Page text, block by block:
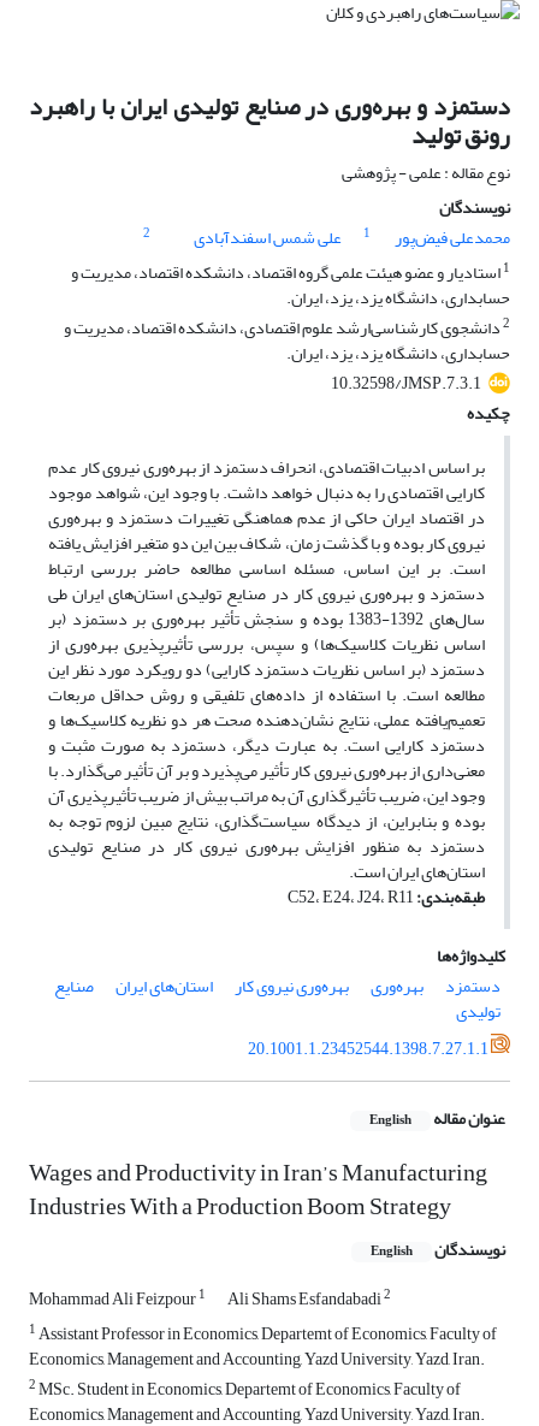
دستمزد و بهره‌وری در صنایع تولیدی ایران با راهبرد
رونق تولید
نوع مقاله : علمی - پژوهشی
نویسندگان
محمدعلی فیض‌پور
1 علی شمس اسفندآبادی
2
1استادیار و عضو هیئت علمی گروه اقتصاد، دانشکده اقتصاد، مدیریت و
حسابداری، دانشگاه یزد، یزد، ایران.
2دانشجوی کارشناسی‌ارشد علوم اقتصادی، دانشکده اقتصاد، مدیریت و
حسابداری، دانشگاه یزد، یزد، ایران.
10.32598/JMSP.7.3.1
چکیده
بر اساس ادبیات اقتصادی، انحراف دستمزد از بهره‌وری نیروی کار عدم
کارایی اقتصادی را به دنبال خواهد داشت. با وجود این، شواهد موجود
در اقتصاد ایران حاکی از عدم هماهنگی تغییرات دستمزد و بهره‌وری
نیروی کار بوده و با گذشت زمان، شکاف بین این دو متغیر افزایش یافته
است. بر این اساس، مسئله اساسی مطالعه حاضر بررسی ارتباط
دستمزد و بهره‌وری نیروی کار در صنایع تولیدی استان‌های ایران طی
سال‌های 1392-1383 بوده و سنجش تأثیر بهره‌وری بر دستمزد (بر
اساس نظریات کلاسیک‌ها) و سپس، بررسی تأثیرپذیری بهره‌وری از
دستمزد (بر اساس نظریات دستمزد کارایی) دو رویکرد مورد نظر این
مطالعه است. با استفاده از داده‌های تلفیقی و روش حداقل مربعات
تعمیم‌یافته عملی، نتایج نشان‌دهنده صحت هر دو نظریه کلاسیک‌ها و
دستمزد کارایی است. به عبارت دیگر، دستمزد به صورت مثبت و
معنی‌داری از بهره‌وری نیروی کار تأثیر می‌پذیرد و بر آن تأثیر می‌گذارد. با
وجود این، ضریب تأثیرگذاری آن به مراتب بیش از ضریب تأثیرپذیری آن
بوده و بنابراین، از دیدگاه سیاست‌گذاری، نتایج مبین لزوم توجه به
دستمزد به منظور افزایش بهره‌وری نیروی کار در صنایع تولیدی
استان‌های ایران است.
طبقه‌بندی:
کلیدواژه‌ها
دستمزد
بهره‌وری بهره‌وری نیروی کار استان‌های ایران صنایع
تولیدی
20.1001.1.23452544.1398.7.27.1.1
عنوان مقاله English
Wages and Productivity in Iran’s Manufacturing
Industries With a Production Boom Strategy
نویسندگان English
Mohammad Ali Feizpour1 Ali Shams Esfandabadi2
1Assistant Professor in Economics, Departemt of Economics, Faculty of
Economics, Management and Accounting, Yazd University, Yazd, Iran.
2MSc. Student in Economics, Departemt of Economics, Faculty of
Economics, Management and Accounting, Yazd University, Yazd, Iran.